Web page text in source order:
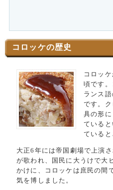
コロッケの歴史
コロッ
頃です
ランス
です。
具の形
ている
ていると
大正6年には帝国劇場で上演
が歌われ、国民に大うけで大
かけに、コロッケは庶民の間
気を博しました。